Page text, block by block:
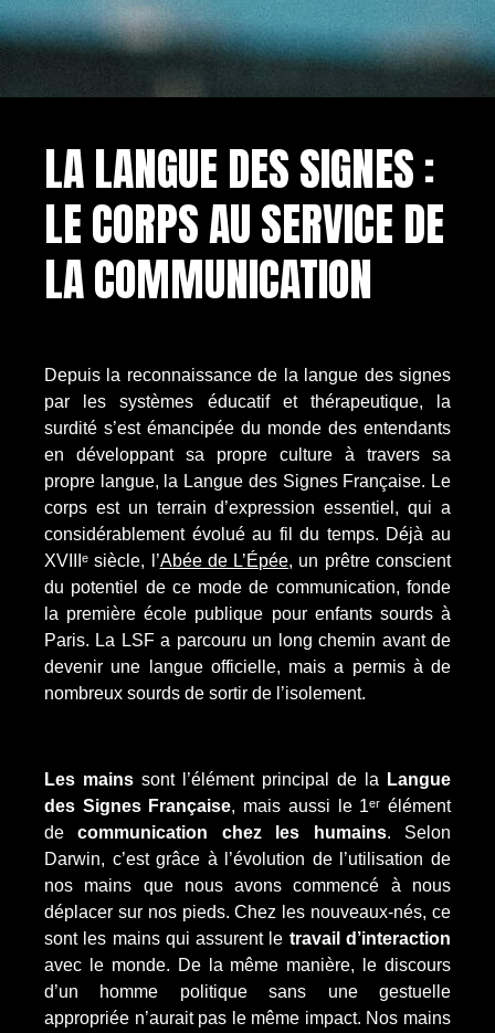
LA LANGUE DES SIGNES :
LE CORPS AU SERVICE DE
LA COMMUNICATION
Depuis la reconnaissance de la langue des signes
par les systèmes éducatif et thérapeutique, la
surdité s’est émancipée du monde des entendants
en développant sa propre culture à travers sa
propre langue, la Langue des Signes Française. Le
corps est un terrain d’expression essentiel, qui a
considérablement évolué au fil du temps. Déjà au
XVIIIᵉ siècle, l’Abée de L’Épée, un prêtre conscient
du potentiel de ce mode de communication, fonde
la première école publique pour enfants sourds à
Paris. La LSF a parcouru un long chemin avant de
devenir une langue officielle, mais a permis à de
nombreux sourds de sortir de l’isolement.
Les mains sont l’élément principal de la
Langue
des Signes Française, mais aussi le 1ᵉʳ élément
decommunication chez les humains. Selon
Darwin, c’est grâce à l’évolution de l’utilisation de
nos mains que nous avons commencé à nous
déplacer sur nos pieds. Chez les nouveaux-nés, ce
sont les mains qui assurent le travail d’interaction
avec le monde. De la même manière, le discours
d’un homme politique sans une gestuelle
appropriée n’aurait pas le même impact. Nos mains